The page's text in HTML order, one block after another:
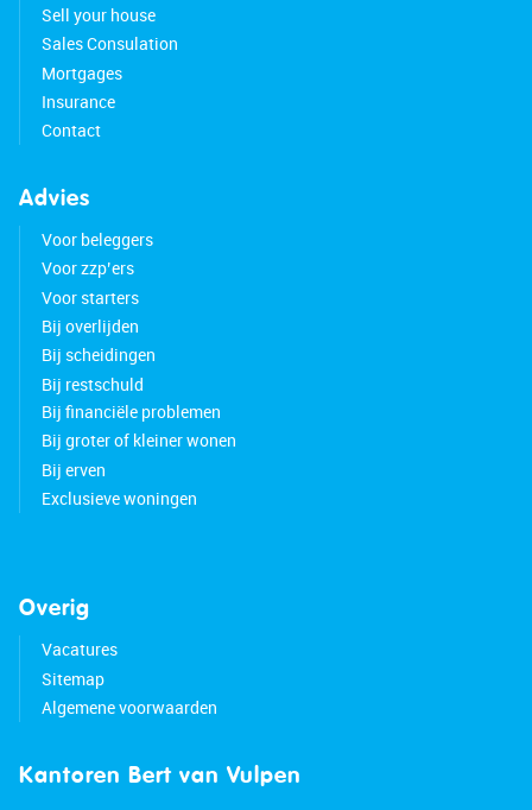
Sell your house
Sales Consulation
Mortgages
Insurance
Contact
Advies
Voor beleggers
Voor zzp’ers
Voor starters
Bij overlijden
Bij scheidingen
Bij restschuld
Bij financiële problemen
Bij groter of kleiner wonen
Bij erven
Exclusieve woningen
Overig
Vacatures
Sitemap
Algemene voorwaarden
Kantoren Bert van Vulpen